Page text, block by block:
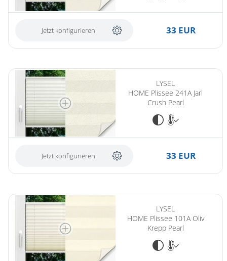
Jetzt konfigurieren 33 EUR
LYSEL
HOME Plissee 241A Jarl
Crush Pearl
Jetzt konfigurieren 33 EUR
LYSEL
HOME Plissee 101A Oliv
Krepp Pearl